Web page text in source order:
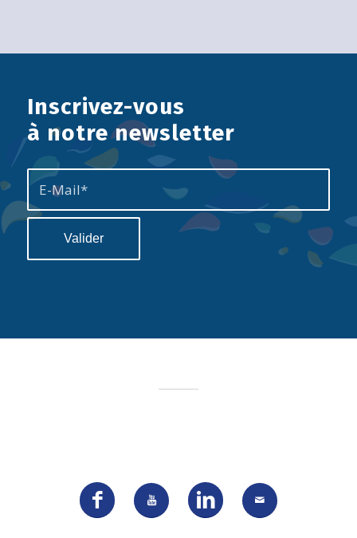
Inscrivez-vous
à notre newsletter